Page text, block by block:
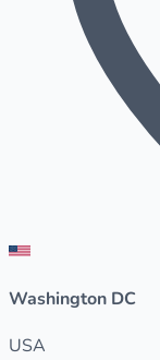
Washington DC
USA